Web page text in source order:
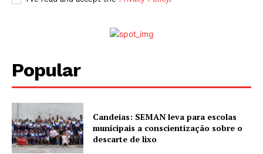
Popular
Candeias: SEMAN leva para escolas
municipais a conscientização sobre o
descarte de lixo